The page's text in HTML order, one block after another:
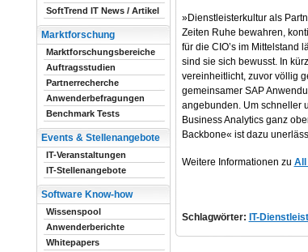
»Dienstleisterkultur als
Zeiten Ruhe bewahren,
für die CIO’s im Mittelstand
sind sie sich bewusst. In
vereinheitlicht, zuvor völlig
gemeinsamer SAP
angebunden. Um schneller
Business Analytics ganz
Backbone« ist dazu
Weitere Informationen zu All
Schlagwörter: IT-
SoftTrend IT News / Artikel
Marktforschung
Marktforschungsbereiche
Auftragsstudien
Partnerrecherche
Anwenderbefragungen
Benchmark Tests
Events & Stellenangebote
IT-Veranstaltungen
IT-Stellenangebote
Software Know-how
Wissenspool
Anwenderberichte
Whitepapers